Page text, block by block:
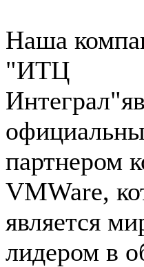
Наша
"ИТЦ
партнером
VMWare,
является
лидером в